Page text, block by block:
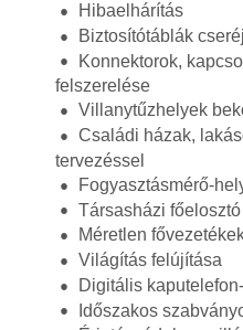
Hibaelhárítás
Biztosítótáblák
Konnektorok,
felszerelése
Villanytűzhelyek
Családi házak,
tervezéssel
Fogyasztásmérő-
Társasházi
Méretlen
Világítás felújítása
Digitális
Időszakos